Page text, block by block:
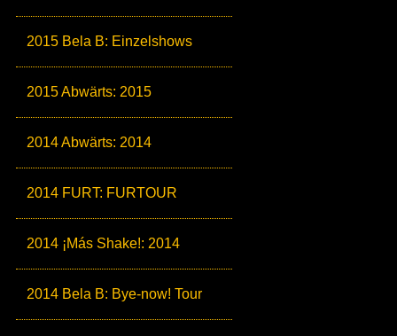
2015 Bela B: Einzelshows
2015 Abwärts: 2015
2014 Abwärts: 2014
2014 FURT: FURTOUR
2014 ¡Más Shake!: 2014
2014 Bela B: Bye-now! Tour